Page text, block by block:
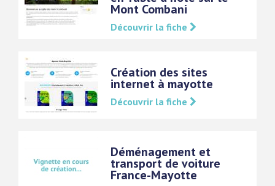
Mont Combani
Découvrir la fiche
Création des sites
internet à mayotte
Découvrir la fiche
Déménagement et
transport de voiture
France-Mayotte